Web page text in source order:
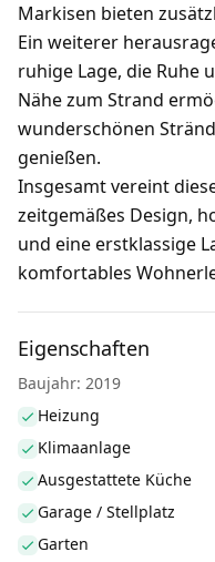
Markisen bieten
Ein weiterer
ruhige Lage, die Ruhe
Nähe zum Strand
wunderschönen
genießen.
Insgesamt vereint
zeitgemäßes Design,
und eine erstklassige
komfortables
Eigenschaften
Baujahr: 2019
Heizung
Klimaanlage
Ausgestattete Küche
Garage / Stellplatz
Garten